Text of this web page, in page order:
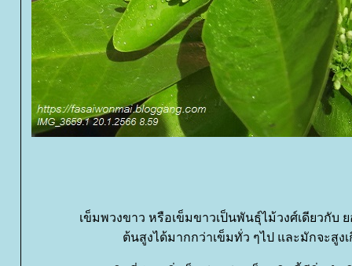
เข็มพวงขาว หรือเข็มขาวเป็นพันธุ์ไม้วงศ์เดียวกับ
ต้นสูงได้มากกว่าเข็มทั่ว ๆไป และมักจะสูง